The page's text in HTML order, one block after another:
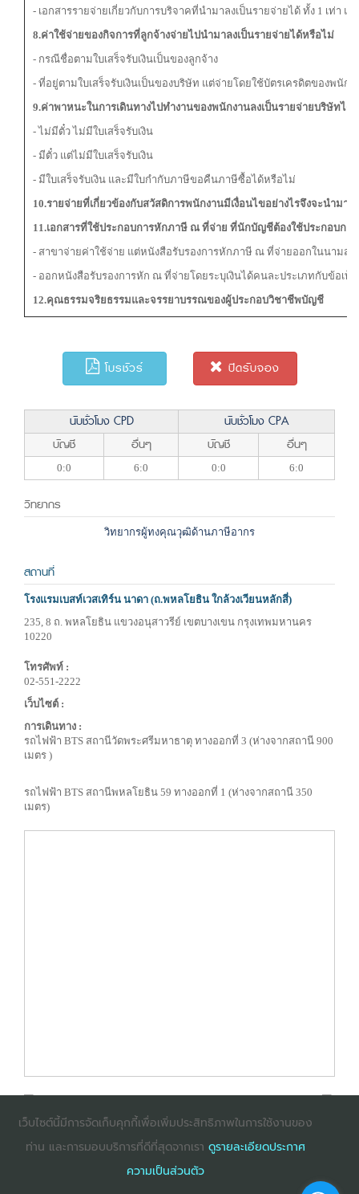
- เอกสารรายจ่ายเกี่ยวกับการบริจาคที่นำมาลงเป็นรายจ่ายได้ ทั้ง 1 เท่า แล
8.ค่าใช้จ่ายของกิจการที่ลูกจ้างจ่ายไปนำมาลงเป็นรายจ่ายได้หรือไม่
- กรณีชื่อตามใบเสร็จรับเงินเป็นของลูกจ้าง
- ที่อยู่ตามใบเสร็จรับเงินเป็นของบริษัท แต่จ่ายโดยใช้บัตรเครดิตของพนักง
9.ค่าพาหนะในการเดินทางไปทำงานของพนักงานลงเป็นรายจ่ายบริษัทได้
- ไม่มีตั๋ว ไม่มีใบเสร็จรับเงิน
- มีตั๋ว แต่ไม่มีใบเสร็จรับเงิน
- มีใบเสร็จรับเงิน และมีใบกำกับภาษีขอคืนภาษีซื้อได้หรือไม่
10.รายจ่ายที่เกี่ยวข้องกับสวัสดิการพนักงานมีเงื่อนไขอย่างไรจึงจะนำมาล
11.เอกสารที่ใช้ประกอบการหักภาษี ณ ที่จ่าย ที่นักบัญชีต้องใช้ประกอบการ
- สาขาจ่ายค่าใช้จ่าย แต่หนังสือรับรองการหักภาษี ณ ที่จ่ายออกในนามส
- ออกหนังสือรับรองการหัก ณ ที่จ่ายโดยระบุเงินได้คนละประเภทกับข้อเท็จ
12.คุณธรรมจริยธรรมและจรรยาบรรณของผู้ประกอบวิชาชีพบัญชี
โบรชัวร์ ปิดรับจอง
นับชั่วโมง CPD
นับชั่วโมง CPA
บัญชี
อื่นๆ บัญชี อื่นๆ
0:0 6:0 0:0 6:0
วิทยากร
วิทยากรผู้ทงคุณวุฒิด้านภาษีอากร
สถานที่
โรงแรมเบสท์เวสเทิร์น นาดา (ถ.พหลโยธิน ใกล้วงเวียนหลักสี่)
235, 8 ถ. พหลโยธิน แขวงอนุสาวรีย์ เขตบางเขน กรุงเทพมหานคร
10220
โทรศัพท์ :
02-551-2222
เว็บไซต์ :
การเดินทาง :
รถไฟฟ้า BTS สถานีวัดพระศรีมหาธาตุ ทางออกที่ 3 (ห่างจากสถานี 900
เมตร )
รถไฟฟ้า BTS สถานีพหลโยธิน 59 ทางออกที่ 1 (ห่างจากสถานี 350
เมตร)
: InternetExplorer เวอร์ชั่น 10 ขึ้นไป
: Chrome เวอร์ชั่น 58 ขึ้นไป
เว็บไซต์นี้มีการจัดเก็บคุกกี้เพื่อเพิ่มประสิทธิภาพในการใช้งานของ
ท่าน และการมอบบริการที่ดีที่สุดจากเรา ดูรายละเอียดประกาศ
ความเป็นส่วนตัว